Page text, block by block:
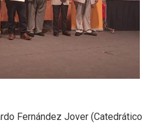
Fernández Jover (Catedrático